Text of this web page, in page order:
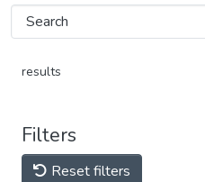
results
Filters
Reset filters